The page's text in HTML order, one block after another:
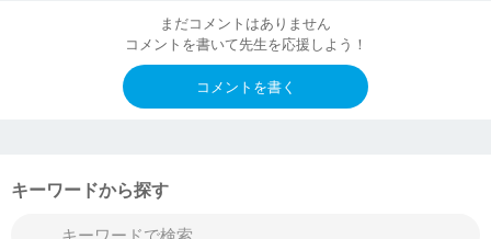
まだコメントはありません
コメントを書いて先生を応援しよう！
コメントを書く
キーワードから探す